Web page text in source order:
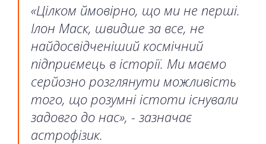
«Цілком ймовірно, що ми не перші.
Ілон Маск, швидше за все, не
найдосвідченіший космічний
підприємець в історії. Ми маємо
серйозно розглянути можливість
того, що розумні істоти існували
задовго до нас», - зазначає
астрофізик.